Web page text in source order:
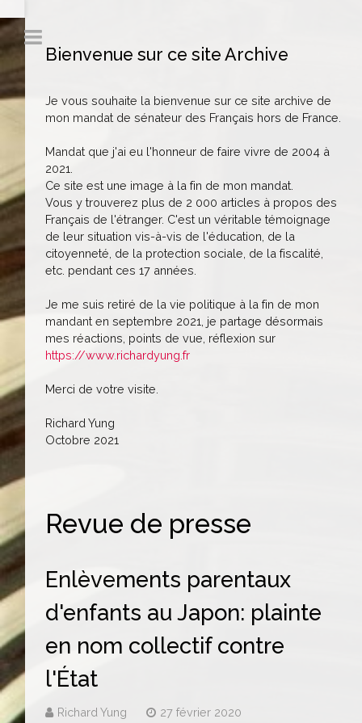
Bienvenue sur ce site Archive
Je vous souhaite la bienvenue sur ce site archive de
mon mandat de sénateur des Français hors de France.
Mandat que j'ai eu l'honneur de faire vivre de 2004 à
2021.
Ce site est une image à la fin de mon mandat.
Vous y trouverez plus de 2 000 articles à propos des
Français de l'étranger. C'est un véritable témoignage
de leur situation vis-à-vis de l'éducation, de la
citoyenneté, de la protection sociale, de la fiscalité,
etc. pendant ces 17 années.
Je me suis retiré de la vie politique à la fin de mon
mandant en septembre 2021, je partage désormais
mes réactions, points de vue, réflexion sur
https://www.richardyung.fr
Merci de votre visite.
Richard Yung
Octobre 2021
Revue de presse
Enlèvements parentaux
d'enfants au Japon: plainte
en nom collectif contre
l'État
Richard Yung 27 février 2020